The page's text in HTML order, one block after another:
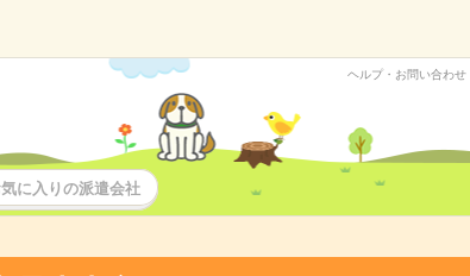
ヘルプ・お問い合わせ
に入りの派遣会社